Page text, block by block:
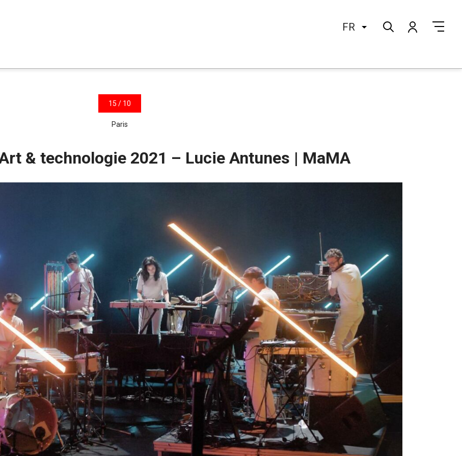
FR
15 / 10
Paris
& technologie 2021 – Lucie Antunes | MaMA